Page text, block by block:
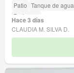
Patio Tanque de agua
Barbecue
Hace 3 días
CLAUDIA M. SILVA D.